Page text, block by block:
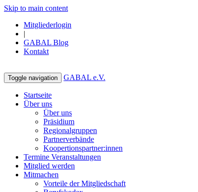
Skip to main content
Mitgliederlogin
|
GABAL Blog
Kontakt
Toggle navigation GABAL e.V.
Startseite
Über uns
Über uns
Präsidium
Regionalgruppen
Partnerverbände
Koopertionspartner:innen
Termine Veranstaltungen
Mitglied werden
Mitmachen
Vorteile der Mitgliedschaft